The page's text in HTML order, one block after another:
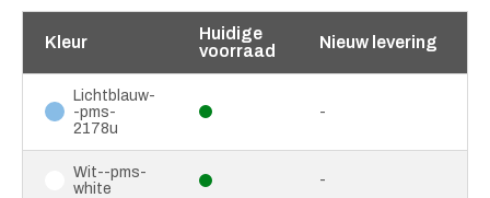
Kleur
Huidige
voorraad
Nieuw levering
Lichtblauw-
-pms-
2178u
-
Wit--pms-
white
-